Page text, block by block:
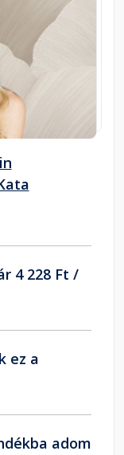
4 228 Ft /
ez a
adom